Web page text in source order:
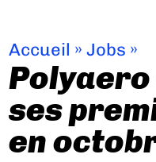
Accueil »Jobs »
ses
en